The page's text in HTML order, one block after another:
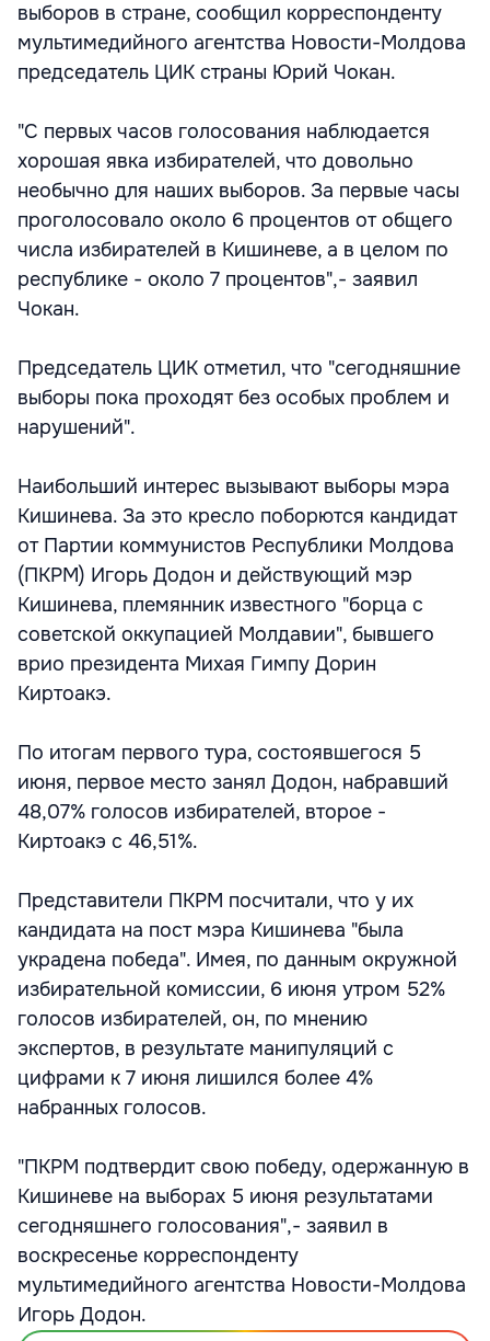
выборов в стране, сообщил корреспонденту
мультимедийного агентства Новости-Молдова
председатель ЦИК страны Юрий Чокан.
"С первых часов голосования наблюдается
хорошая явка избирателей, что довольно
необычно для наших выборов. За первые часы
проголосовало около 6 процентов от общего
числа избирателей в Кишиневе, а в целом по
республике - около 7 процентов",- заявил
Чокан.
Председатель ЦИК отметил, что "сегодняшние
выборы пока проходят без особых проблем и
нарушений".
Наибольший интерес вызывают выборы мэра
Кишинева. За это кресло поборются кандидат
от Партии коммунистов Республики Молдова
(ПКРМ) Игорь Додон и действующий мэр
Кишинева, племянник известного "борца с
советской оккупацией Молдавии", бывшего
врио президента Михая Гимпу Дорин
Киртоакэ.
По итогам первого тура, состоявшегося 5
июня, первое место занял Додон, набравший
48,07% голосов избирателей, второе -
Киртоакэ с 46,51%.
Представители ПКРМ посчитали, что у их
кандидата на пост мэра Кишинева "была
украдена победа". Имея, по данным окружной
избирательной комиссии, 6 июня утром 52%
голосов избирателей, он, по мнению
экспертов, в результате манипуляций с
цифрами к 7 июня лишился более 4%
набранных голосов.
"ПКРМ подтвердит свою победу, одержанную в
Кишиневе на выборах 5 июня результатами
сегодняшнего голосования",- заявил в
воскресенье корреспонденту
мультимедийного агентства Новости-Молдова
Игорь Додон.